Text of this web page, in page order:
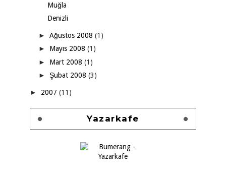
Muğla
Denizli
► Ağustos 2008 (1)
► Mayıs 2008 (1)
► Mart 2008 (1)
► Şubat 2008 (3)
► 2007 (11)
Yazarkafe